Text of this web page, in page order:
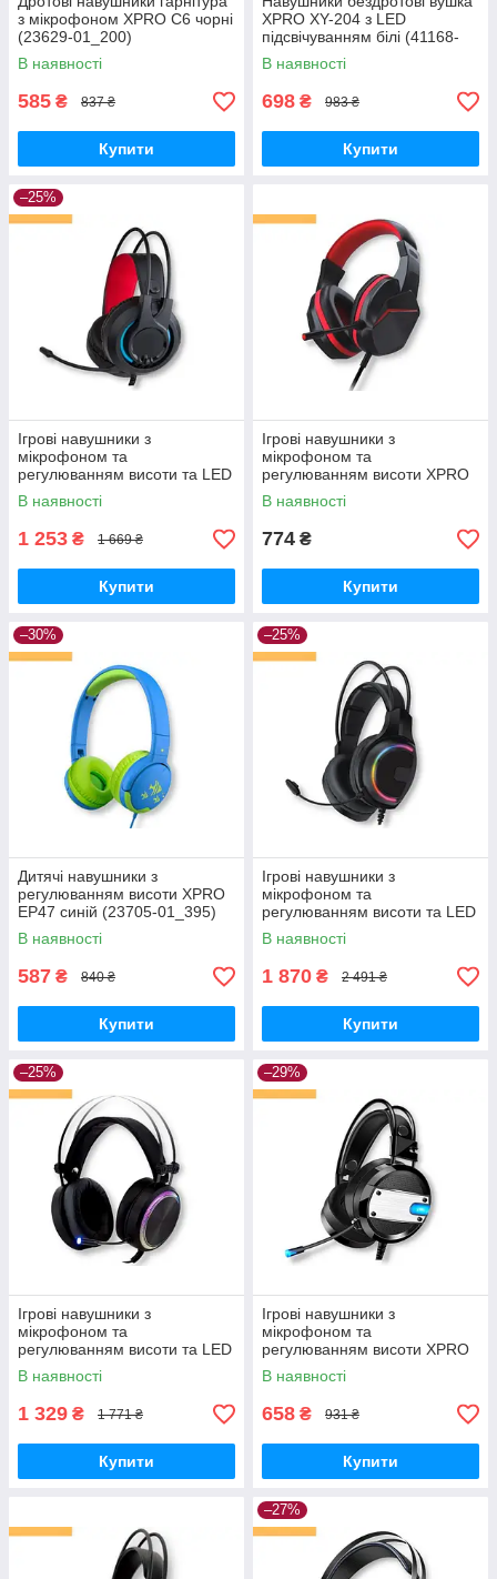
з мікрофоном XPRO C6 чорні
(23629-01_200)
В наявності
585 ₴ 837 ₴
Купити
XPRO XY-204 з LED
підсвічуванням білі (41168-
XY-204_277)
В наявності
698 ₴ 983 ₴
Купити
–25%
Ігрові навушники з
мікрофоном та
регулюванням висоти та LED
RGB підсвічуванням XPRO
HG20 Chief II чорні (23712-
В наявності
1 253 ₴ 1 669 ₴
Купити
Ігрові навушники з
мікрофоном та
регулюванням висоти XPRO
HQ54 Mars II чорні (38735-
01_397)
В наявності
774 ₴
Купити
–30%
Дитячі навушники з
регулюванням висоти XPRO
EP47 синій (23705-01_395)
В наявності
587 ₴ 840 ₴
Купити
–25%
Ігрові навушники з
мікрофоном та
регулюванням висоти та LED
RGB підсвічуванням XPRO
HG16s Sniper чорні (23713-
В наявності
1 870 ₴ 2 491 ₴
Купити
–25%
Ігрові навушники з
мікрофоном та
регулюванням висоти та LED
RGB підсвічуванням XPRO
K5 чорні (23719-01_689)
В наявності
1 329 ₴ 1 771 ₴
Купити
–29%
Ігрові навушники з
мікрофоном та
регулюванням висоти XPRO
GE-02 чорні (23721-01_405)
В наявності
658 ₴ 931 ₴
Купити
–27%